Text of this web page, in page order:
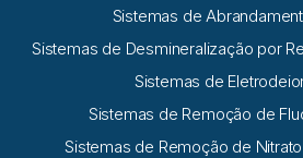
Sistemas de
Sistemas de Desmineralização por
Sistemas de
Sistemas de Remoção de
Sistemas de Remoção de